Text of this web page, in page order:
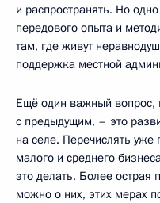
и распространять. Но
передового опыта и
там, где живут
поддержка местной
Ещё один важный вопрос,
с предыдущим, – это
на селе. Перечислять
малого и среднего
это делать. Более острая
можно о них, этих мерах